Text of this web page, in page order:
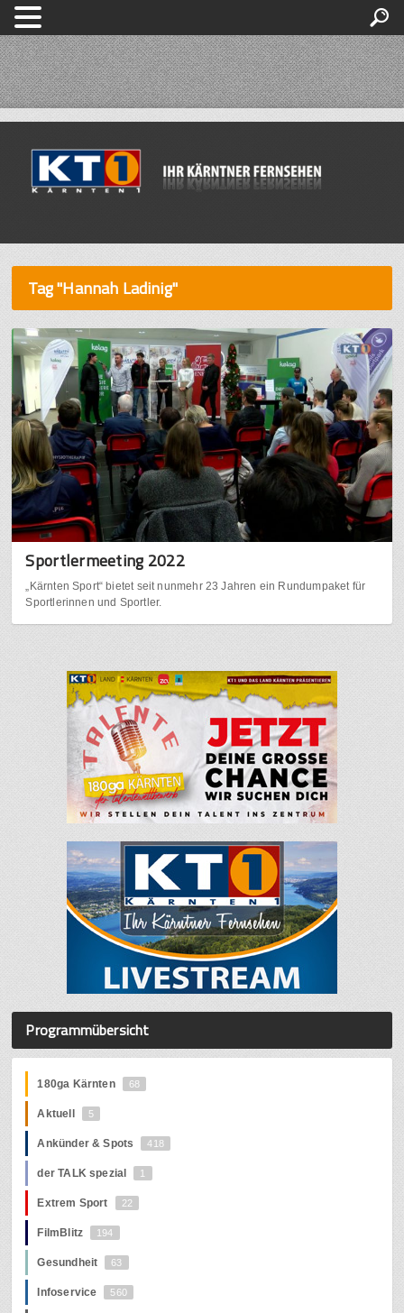
Tag "Hannah Ladinig"
Sportlermeeting 2022
„Kärnten Sport“ bietet seit nunmehr 23 Jahren ein Rundumpaket für
Sportlerinnen und Sportler.
Programmübersicht
180ga Kärnten 68
Aktuell 5
Ankünder & Spots 418
der TALK spezial 1
Extrem Sport 22
FilmBlitz 194
Gesundheit 63
Infoservice 560